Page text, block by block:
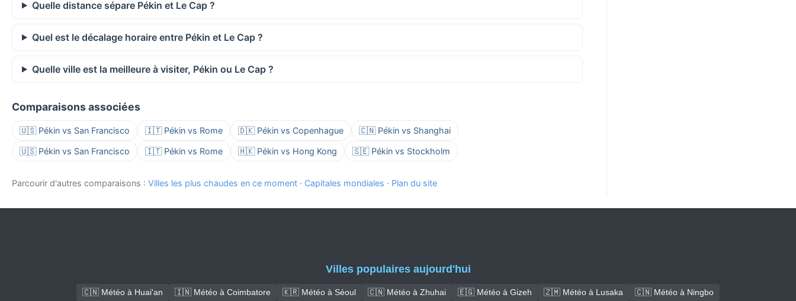
Quelle distance sépare Pékin et Le Cap ?
Quel est le décalage horaire entre Pékin et Le Cap ?
Quelle ville est la meilleure à visiter, Pékin ou Le Cap ?
Comparaisons associées
🇺🇸 Pékin vs San Francisco 🇮🇹 Pékin vs Rome 🇩🇰 Pékin vs Copenhague 🇨🇳 Pékin vs Shanghai
🇺🇸 Pékin vs San Francisco 🇮🇹 Pékin vs Rome 🇭🇰 Pékin vs Hong Kong 🇸🇪 Pékin vs Stockholm
Parcourir d'autres comparaisons : Villes les plus chaudes en ce moment · Capitales mondiales · Plan du site
Villes populaires aujourd'hui
🇨🇳 Météo à Huai'an 🇮🇳 Météo à Coimbatore 🇰🇷 Météo à Séoul 🇨🇳 Météo à Zhuhai 🇪🇬 Météo à Gizeh 🇿🇲 Météo à Lusaka
🇨🇳 Météo à Ningbo